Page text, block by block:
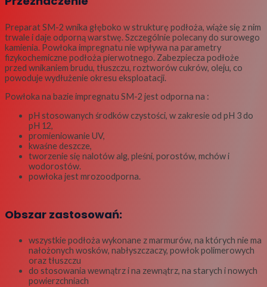
Preparat SM-2 wnika głęboko w strukturę podłoża, wiąże się z nim
trwale i daje odporną warstwę. Szczególnie polecany do surowego
kamienia. Powłoka impregnatu nie wpływa na parametry
fizykochemiczne podłoża pierwotnego. Zabezpiecza podłoże
przed wnikaniem brudu, tłuszczu, roztworów cukrów, oleju, co
powoduje wydłużenie okresu eksploatacji.
Powłoka na bazie impregnatu SM-2 jest odporna na :
pH stosowanych środków czystości, w zakresie od pH 3 do
pH 12,
promieniowanie UV,
kwaśne deszcze,
tworzenie się nalotów alg, pleśni, porostów, mchów i
wodorostów.
powłoka jest mrozoodporna.
Obszar zastosowań:
wszystkie podłoża wykonane z marmurów, na których nie ma
nałożonych wosków, nabłyszczaczy, powłok polimerowych
oraz tłuszczu
do stosowania wewnątrz i na zewnątrz, na starych i nowych
powierzchniach